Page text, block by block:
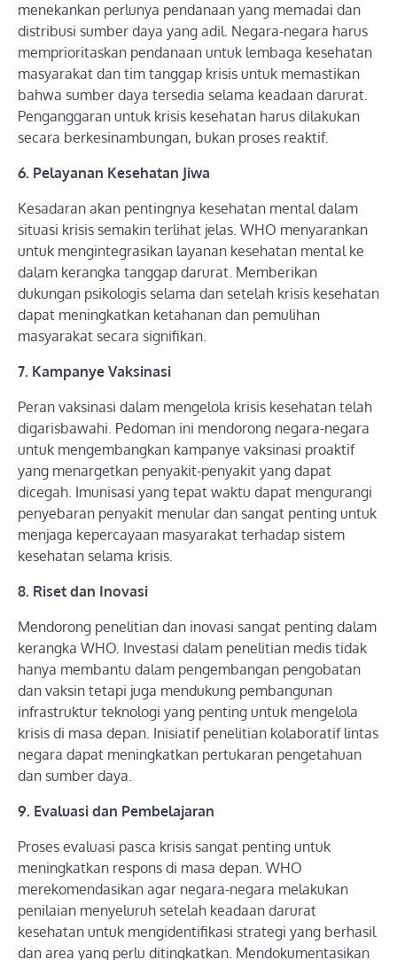
menekankan perlunya pendanaan yang memadai dan
distribusi sumber daya yang adil. Negara-negara harus
memprioritaskan pendanaan untuk lembaga kesehatan
masyarakat dan tim tanggap krisis untuk memastikan
bahwa sumber daya tersedia selama keadaan darurat.
Penganggaran untuk krisis kesehatan harus dilakukan
secara berkesinambungan, bukan proses reaktif.
6. Pelayanan Kesehatan Jiwa
Kesadaran akan pentingnya kesehatan mental dalam
situasi krisis semakin terlihat jelas. WHO menyarankan
untuk mengintegrasikan layanan kesehatan mental ke
dalam kerangka tanggap darurat. Memberikan
dukungan psikologis selama dan setelah krisis kesehatan
dapat meningkatkan ketahanan dan pemulihan
masyarakat secara signifikan.
7. Kampanye Vaksinasi
Peran vaksinasi dalam mengelola krisis kesehatan telah
digarisbawahi. Pedoman ini mendorong negara-negara
untuk mengembangkan kampanye vaksinasi proaktif
yang menargetkan penyakit-penyakit yang dapat
dicegah. Imunisasi yang tepat waktu dapat mengurangi
penyebaran penyakit menular dan sangat penting untuk
menjaga kepercayaan masyarakat terhadap sistem
kesehatan selama krisis.
8. Riset dan Inovasi
Mendorong penelitian dan inovasi sangat penting dalam
kerangka WHO. Investasi dalam penelitian medis tidak
hanya membantu dalam pengembangan pengobatan
dan vaksin tetapi juga mendukung pembangunan
infrastruktur teknologi yang penting untuk mengelola
krisis di masa depan. Inisiatif penelitian kolaboratif lintas
negara dapat meningkatkan pertukaran pengetahuan
dan sumber daya.
9. Evaluasi dan Pembelajaran
Proses evaluasi pasca krisis sangat penting untuk
meningkatkan respons di masa depan. WHO
merekomendasikan agar negara-negara melakukan
penilaian menyeluruh setelah keadaan darurat
kesehatan untuk mengidentifikasi strategi yang berhasil
dan area yang perlu ditingkatkan. Mendokumentasikan